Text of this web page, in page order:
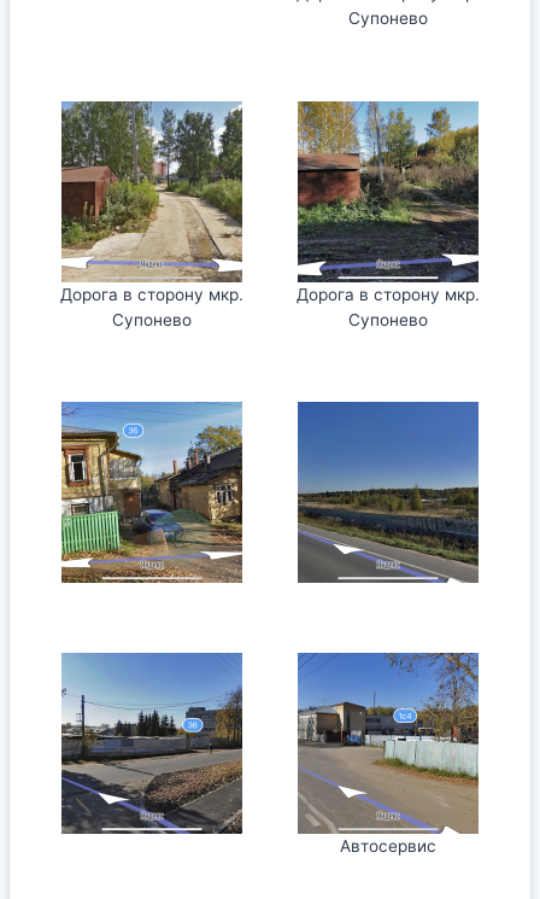
Супонево
Дорога в сторону мкр.
Супонево
Дорога в сторону мкр.
Супонево
Автосервис